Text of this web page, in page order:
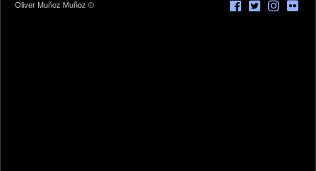
Oliver Muñoz Muñoz ©